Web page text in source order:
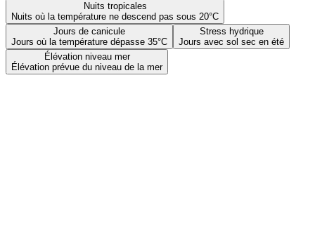
Nuits tropicales
Nuits où la température ne descend pas sous 20°C
Jours de canicule
Jours où la température dépasse 35°C
Stress hydrique
Jours avec sol sec en été
Élévation niveau mer
Élévation prévue du niveau de la mer